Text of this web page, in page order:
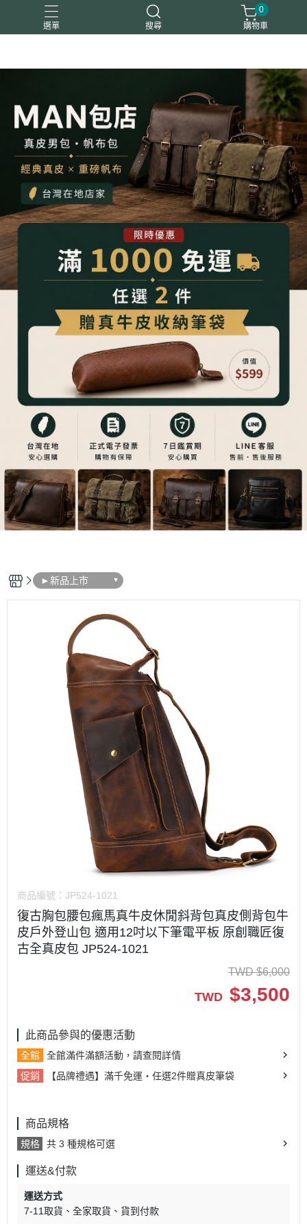
選單 搜尋
真皮夾
0
購物車
►新品上市
商品編號： JP524-1021
復古胸包腰包瘋馬真牛皮休閒斜背包真皮側背包牛
皮戶外登山包 適用12吋以下筆電平板 原創職匠復
古全真皮包 JP524-1021
TWD $6,000
TWD $3,500
此商品參與的優惠活動
全館
全館滿件滿額活動，請查閱詳情
促銷
【品牌禮遇】滿千免運・任選2件贈真皮筆袋
商品規格
規格 共 3 種規格可選
運送&付款
運送方式
7-11取貨
全家取貨
貨到付款